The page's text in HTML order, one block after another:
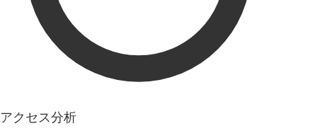
アクセス分析